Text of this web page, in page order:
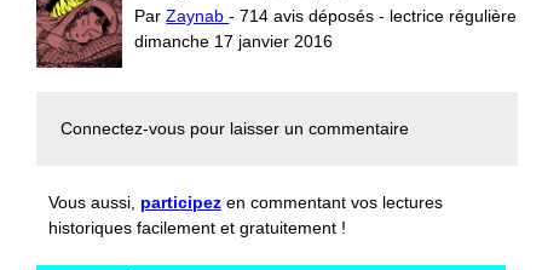
ParZaynab- 714 avis déposés - lectrice régulière
dimanche 17 janvier 2016
Connectez-vous pour laisser un commentaire
Vous aussi, participez en commentant vos lectures
historiques facilement et gratuitement !